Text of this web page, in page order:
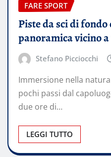
FARE SPORT
Piste da sci di fondo
panoramica vicino
Stefano Picciocchi
Immersione nella
pochi passi dal
due ore di…
LEGGI TUTTO